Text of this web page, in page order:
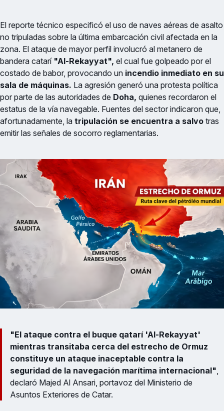
El reporte técnico especificó el uso de naves aéreas de asalto
no tripuladas sobre la última embarcación civil afectada en la
zona. El ataque de mayor perfil involucró al metanero de
bandera catarí "Al-Rekayyat", el cual fue golpeado por el
costado de babor, provocando un incendio inmediato en su
sala de máquinas. La agresión generó una protesta política
por parte de las autoridades de Doha, quienes recordaron el
estatus de la vía navegable. Fuentes del sector indicaron que,
afortunadamente, la tripulación se encuentra a salvo tras
emitir las señales de socorro reglamentarias.
"El ataque contra el buque qatarí 'Al-Rekayyat'
mientras transitaba cerca del estrecho de Ormuz
constituye un ataque inaceptable contra la
seguridad de la navegación marítima internacional"
declaró Majed Al Ansari, portavoz del Ministerio de
Asuntos Exteriores de Catar.